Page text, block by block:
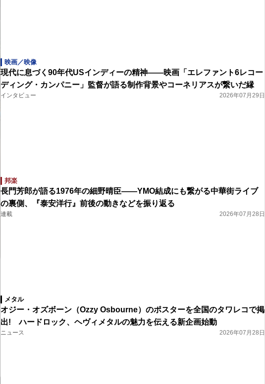
映画／映像
現代に息づく90年代USインディーの精神――映画「エレファント6レコー
ディング・カンパニー」監督が語る制作背景やコーネリアスが繋いだ縁
インタビュー 2026年07月29日
邦楽
長門芳郎が語る1976年の細野晴臣――YMO結成にも繋がる中華街ライブ
の裏側、『泰安洋行』前後の動きなどを振り返る
連載 2026年07月28日
メタル
オジー・オズボーン（Ozzy Osbourne）のポスターを全国のタワレコで掲
出! ハードロック、ヘヴィメタルの魅力を伝える新企画始動
ニュース 2026年07月28日